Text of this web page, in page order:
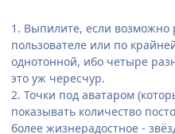
1. Выпилите, если возможно
пользователе или по
однотонной, ибо четыре
это уж чересчур.
2. Точки под аватаром
показывать количество
более жизнерадостное -